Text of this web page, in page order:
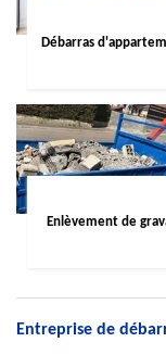
Débarras
Enlèvement de
Entreprise de